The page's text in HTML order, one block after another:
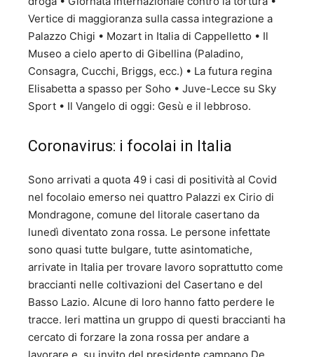
Vertice di maggioranza sulla cassa integrazione a
Palazzo Chigi • Mozart in Italia di Cappelletto • Il
Museo a cielo aperto di Gibellina (Paladino,
Consagra, Cucchi, Briggs, ecc.) • La futura regina
Elisabetta a spasso per Soho • Juve-Lecce su Sky
Sport • Il Vangelo di oggi: Gesù e il lebbroso.
Coronavirus: i focolai in Italia
Sono arrivati a quota 49 i casi di positività al Covid
nel focolaio emerso nei quattro Palazzi ex Cirio di
Mondragone, comune del litorale casertano da
lunedì diventato zona rossa. Le persone infettate
sono quasi tutte bulgare, tutte asintomatiche,
arrivate in Italia per trovare lavoro soprattutto come
braccianti nelle coltivazioni del Casertano e del
Basso Lazio. Alcune di loro hanno fatto perdere le
tracce. Ieri mattina un gruppo di questi braccianti ha
cercato di forzare la zona rossa per andare a